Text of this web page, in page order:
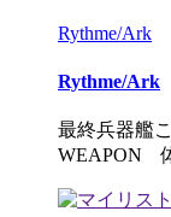
Rythme/Ark
Rythme/Ark
最終兵器艦
WEAPON